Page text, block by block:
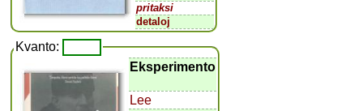
pritaksi
detaloj
Kvanto:
Eksperimento
Lee